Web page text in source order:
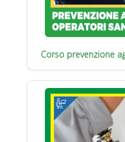
Corso prevenzione